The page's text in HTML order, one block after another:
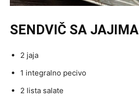
SENDVIČ SA JAJIMA
2 jaja
1 integralno pecivo
2 lista salate